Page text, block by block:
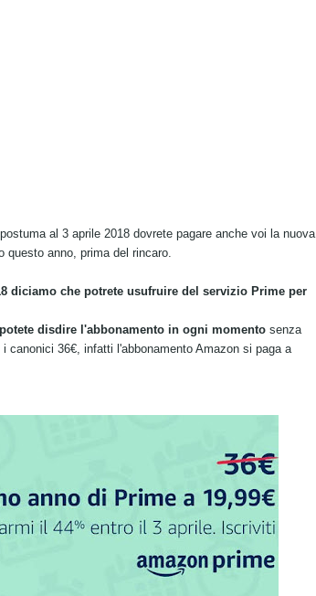
al 3 aprile 2018 dovrete pagare anche voi la nuova
questo anno, prima del rincaro.
diciamo che potrete usufruire del servizio Prime per
potete disdire l'abbonamento in ogni momento senza
canonici 36€, infatti l'abbonamento Amazon si paga a